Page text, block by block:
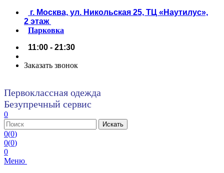
г. Москва, ул. Никольская 25, ТЦ «Наутилус»,
2 этаж
Парковка
11:00 - 21:30
Заказать звонок
Первоклассная одежда
Безупречный сервис
0
0(0)
0(0)
0
Меню